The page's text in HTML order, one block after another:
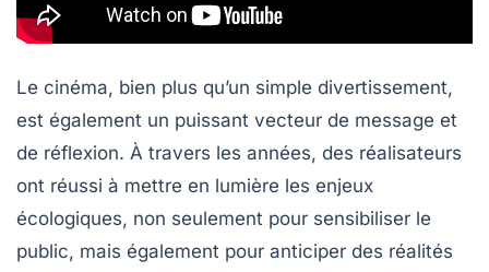
Le cinéma, bien plus qu’un simple divertissement,
est également un puissant vecteur de message et
de réflexion. À travers les années, des réalisateurs
ont réussi à mettre en lumière les enjeux
écologiques, non seulement pour sensibiliser le
public, mais également pour anticiper des réalités